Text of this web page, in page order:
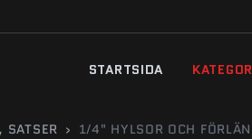
STARTSIDA
SATSER › 1/4" HYLSOR OCH